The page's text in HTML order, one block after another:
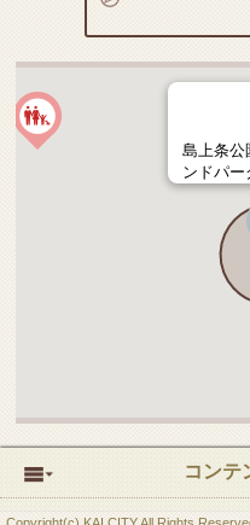
島上条公
ンドパー
コンテ